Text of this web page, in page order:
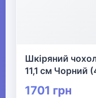
Шкіряний
11,1 см Чорний
1701 грн